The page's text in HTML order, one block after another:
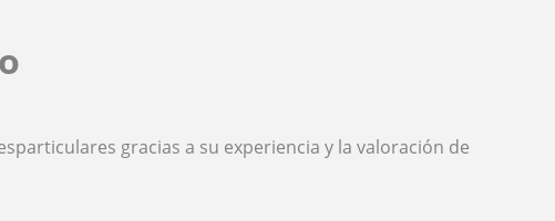
gracias a su experiencia y la valoración de